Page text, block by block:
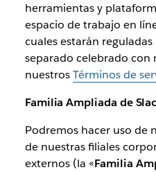
herramientas y
espacio de trabajo en
cuales estarán
separado celebrado
nuestrosTérminos de
Familia Ampliada de
Podremos hacer uso de
de nuestras filiales
externos (la «Familia